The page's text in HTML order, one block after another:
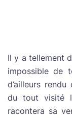
Il y a tellement
impossible de
d’ailleurs
du tout visité
racontera sa